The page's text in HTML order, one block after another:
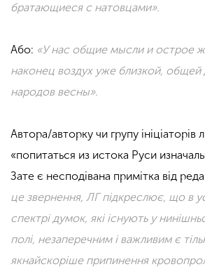
братающиеся с натовцами».
Або: «У нас общие мысли и острое
наконец воздух уже близкой, общей
народов весны».
Автора/авторку чи групу ініціаторів
«попитаться из истока Руси
Зате є несподівана примітка від
це звернення, ЛГ підкреслює, що в
спектрі думок, які існують у
полі, незаперечним і важливим є
якнайскоріше припинення